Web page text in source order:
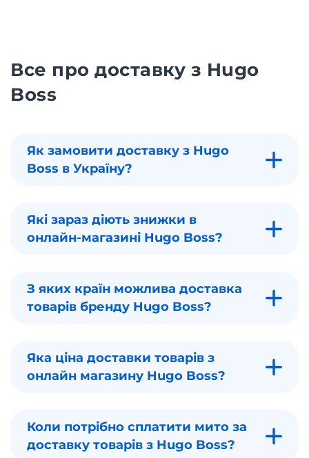
Все про доставку з Hugo
Boss
Як замовити доставку з Hugo
Boss в Україну?
Які зараз діють знижки в
онлайн-магазині Hugo Boss?
З яких країн можлива доставка
товарів бренду Hugo Boss?
Яка ціна доставки товарів з
онлайн магазину Hugo Boss?
Коли потрібно сплатити мито за
доставку товарів з Hugo Boss?